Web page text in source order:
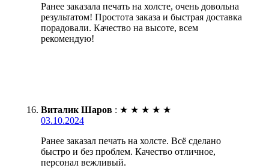
Ранее заказала печать на холсте, очень довольна
результатом! Простота заказа и быстрая доставка
порадовали. Качество на высоте, всем
рекомендую!
Виталик Шаров : ★ ★ ★ ★ ★
03.10.2024
Ранее заказал печать на холсте. Всё сделано
быстро и без проблем. Качество отличное,
персонал вежливый.